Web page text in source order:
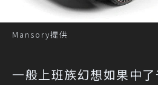
Mansory提供
一般上班族幻想如果中